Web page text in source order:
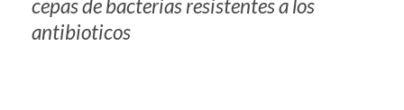
cepas de bacterias resistentes a los
antibioticos